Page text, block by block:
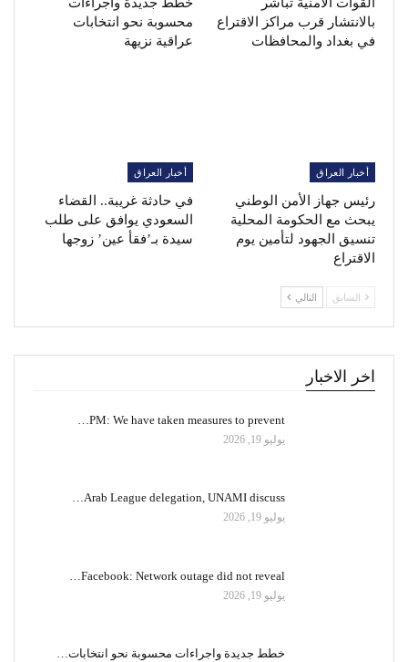
القوات الأمنية تباشر
بالانتشار قرب مراكز الاقتراع
في بغداد والمحافظات
خطط جديدة واجراءات
محسوبة نحو انتخابات
عراقية نزيهة
أخبار العراق
رئيس جهاز الأمن الوطني
يبحث مع الحكومة المحلية
تنسيق الجهود لتأمين يوم
الاقتراع
أخبار العراق
في حادثة غريبة.. القضاء
السعودي يوافق على طلب
سيدة بـ’فقأ عين’ زوجها
السابق التالي
اخر الاخبار
PM: We have taken measures to prevent…
يوليو 19, 2026
Arab League delegation, UNAMI discuss…
يوليو 19, 2026
Facebook: Network outage did not reveal…
يوليو 19, 2026
خطط جديدة واجراءات محسوبة نحو انتخابات…